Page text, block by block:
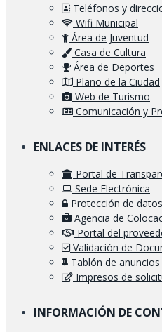
Teléfonos y
Wifi Municipal
Área de Juventud
Casa de Cultura
Área de Deportes
Plano de la Ciudad
Web de Turismo
Comunicación y
ENLACES DE INTERÉS
Portal de
Sede Electrónica
Protección de datos
Agencia de
Portal del
Validación de
Tablón de anuncios
Impresos de
INFORMACIÓN DE